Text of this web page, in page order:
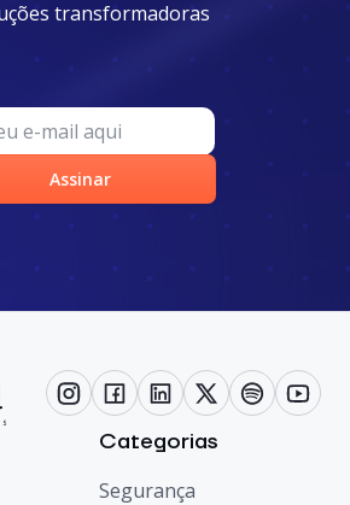
transformadoras
Assinar
Categorias
Segurança